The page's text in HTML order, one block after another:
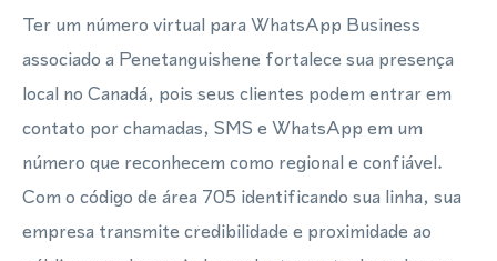
Ter um número virtual para WhatsApp Business
associado a Penetanguishene fortalece sua presença
local no Canadá, pois seus clientes podem entrar em
contato por chamadas, SMS e WhatsApp em um
número que reconhecem como regional e confiável.
Com o código de área 705 identificando sua linha, sua
empresa transmite credibilidade e proximidade ao